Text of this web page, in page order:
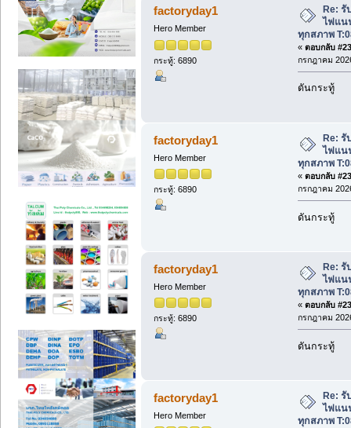
factoryday1
Hero Member
กระทู้: 6890
Re: รั
ไฟแน
ทุกสภาพ
« ตอบกลับ
กรกฎาคม
ดันกระทู้
factoryday1
Hero Member
กระทู้: 6890
Re: รั
ไฟแน
ทุกสภาพ
« ตอบกลับ
กรกฎาคม
ดันกระทู้
factoryday1
Hero Member
กระทู้: 6890
Re: รั
ไฟแน
ทุกสภาพ
« ตอบกลับ
กรกฎาคม
ดันกระทู้
factoryday1
Hero Member
Re: รั
ไฟแน
ทุกสภาพ